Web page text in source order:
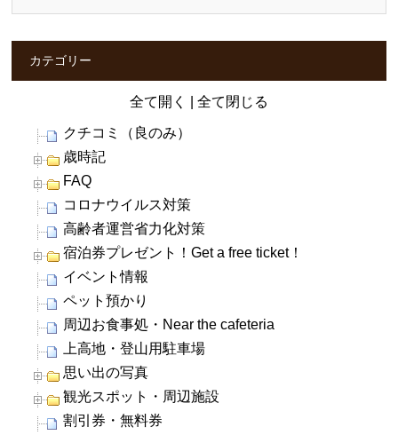
カテゴリー
全て開く 全て閉じる
クチコミ（良のみ）
歳時記
FAQ
コロナウイルス対策
高齢者運営省力化対策
宿泊券プレゼント！Get a free ticket！
イベント情報
ペット預かり
周辺お食事処・Near the cafeteria
上高地・登山用駐車場
思い出の写真
観光スポット・周辺施設
割引券・無料券